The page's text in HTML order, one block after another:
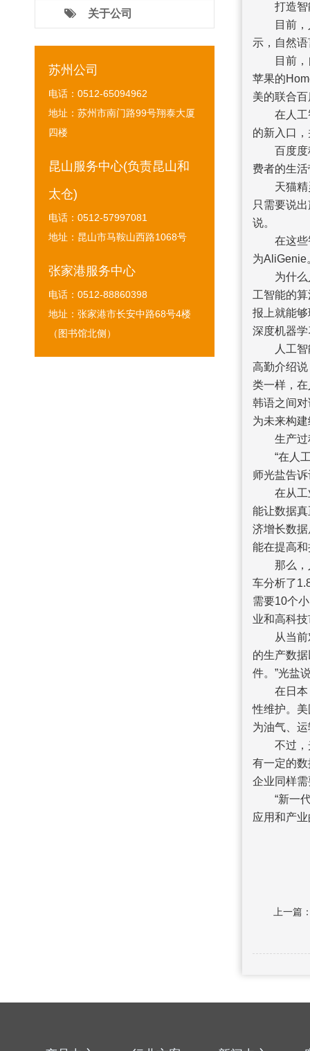
打造智
目前，人
示，自然
目前，自
苹果的
美的联合
在人工智
的新入口
百度度秘
费者的生
天猫精灵
只需要说
说。
在这些智
为AliGenie
为什么人
工智能的
报上就能
深度机器
人工智能
高勤介绍
类一样，
韩语之间
为未来构
生产过
“在人工
师光盐告
在从工业
能让数据
济增长数
能在提高
那么，人
车分析了
需要10个
业和高科
从当前对
的生产数
件。”光盐
在日本，
性维护。
为油气、
不过，光
有一定的
企业同样
“新一代
应用和产
上一篇
关于公司
苏州公司
电话：0512-65094962
地址：苏州市南门路99号翔泰大厦
四楼
昆山服务中心(负责昆山和
太仓)
电话：0512-57997081
地址：昆山市马鞍山西路1068号
张家港服务中心
电话：0512-88860398
地址：张家港市长安中路68号4楼
（图书馆北侧）